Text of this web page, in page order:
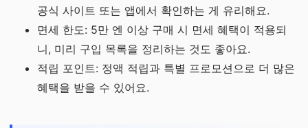
공식 사이트 또는 앱에서 확인하는 게 유리해요.
면세 한도: 5만 엔 이상 구매 시 면세 혜택이 적용되
니, 미리 구입 목록을 정리하는 것도 좋아요.
적립 포인트: 정액 적립과 특별 프로모션으로 더 많은
혜택을 받을 수 있어요.